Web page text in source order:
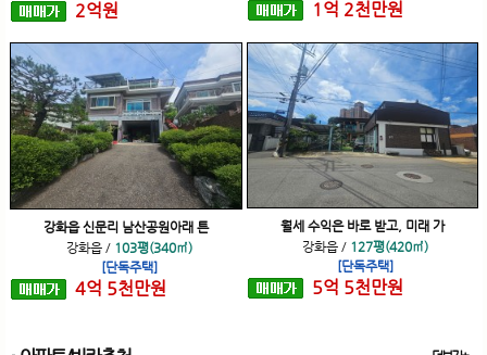
2억원 1 억 2천만원
강화읍 신문리 남산공원아래 튼
강화읍/ 103평(340㎡)
[단독주택]
4억 5천만원
월세 수익은 바로 받고, 미래 가
강화읍 / 127평(420㎡)
[단독주택]
5억 5천만원